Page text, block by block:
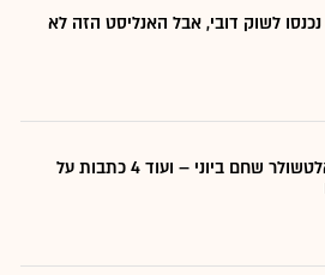
לשוק דובי, אבל האנליסט הזה לא
הקאמבק של אלטשולר שחם ביוני – ועוד 4 כתבות על